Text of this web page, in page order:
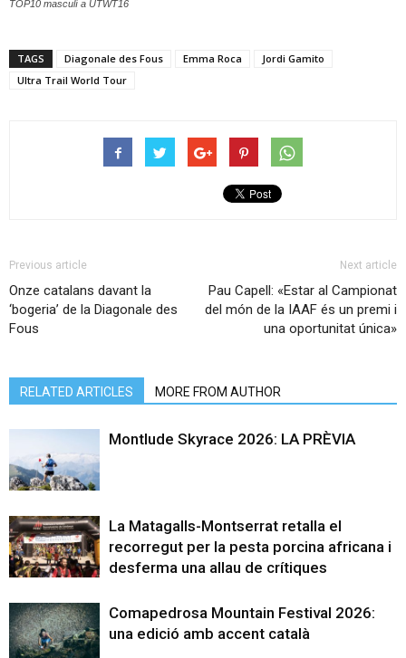
TOP10 masculí a UTWT16
TAGS Diagonale des Fous Emma Roca
Jordi Gamito
Ultra Trail World Tour
Previous article
Onze catalans davant la
‘bogeria’ de la Diagonale des
Fous
Next article
Pau Capell: «Estar al Campionat
del món de la IAAF és un premi i
una oportunitat única»
RELATED ARTICLES MORE FROM AUTHOR
Montlude Skyrace 2026: LA PRÈVIA
La Matagalls-Montserrat retalla el
recorregut per la pesta porcina africana i
desferma una allau de crítiques
Comapedrosa Mountain Festival 2026:
una edició amb accent català